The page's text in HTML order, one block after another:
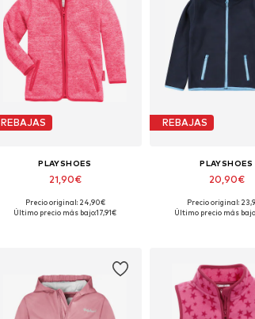
REBAJAS
PLAYSHOES
21,90€
Disponible en muchas tallas
Precio original: 24,90€
Último precio más bajo:17,91€
REBAJAS
PLAYSHOES
20,90€
Disponible en
Precio original:
Último precio más